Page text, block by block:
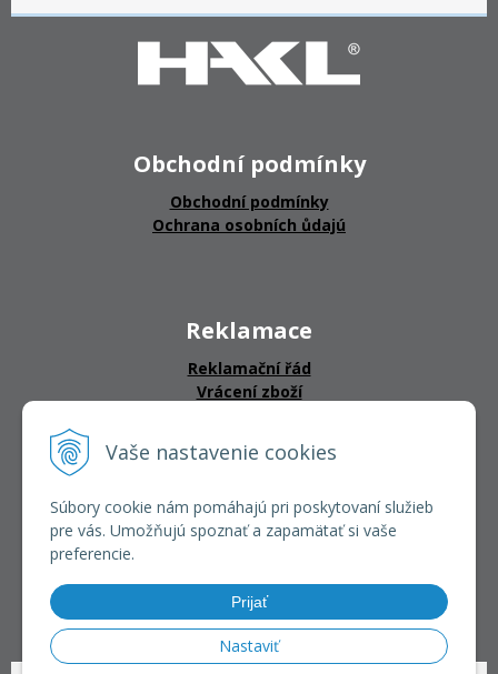
Vaše nastavenie cookies
Súbory cookie nám pomáhajú pri poskytovaní služieb
pre vás. Umožňujú spoznať a zapamätať si vaše
preferencie.
Prijať
Nastaviť
Obchodní podmínky
Obchodní podmínky
Ochrana osobních ůdajú
Reklamace
Reklamační řád
Vrácení zboží
CERTIFIKÁTY